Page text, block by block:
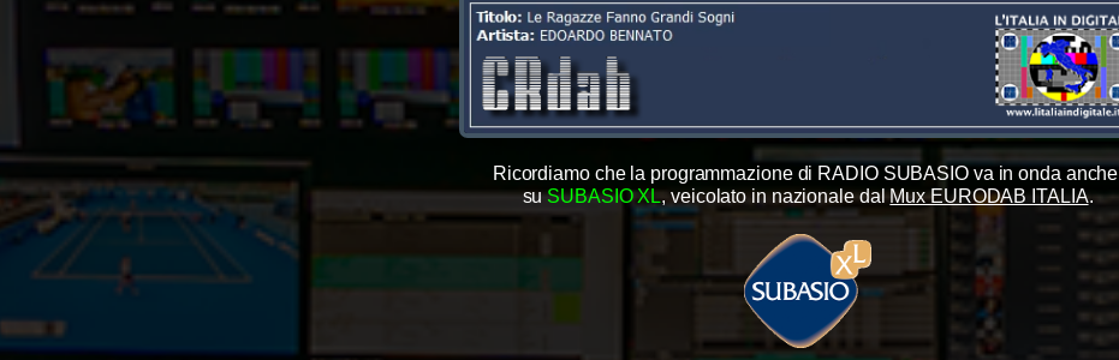
Ricordiamo che la programmazione di RADIO SUBASIO va in onda anche
suSUBASIO XL, veicolato in nazionale dalMux EURODAB ITALIA.